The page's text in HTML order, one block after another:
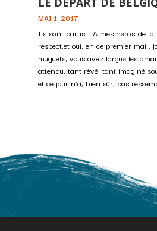
MAI 1, 2017
Ils sont partis... A mes héros de
respect,et oui, en ce premier mai ,
muguets, vous avez largué les
attendu, tant rêvé, tant imaginé
et ce jour n'a, bien sûr, pas